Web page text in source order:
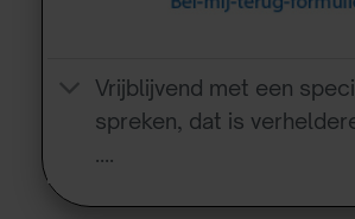
Vrijblijvend met een
spreken, dat is
….